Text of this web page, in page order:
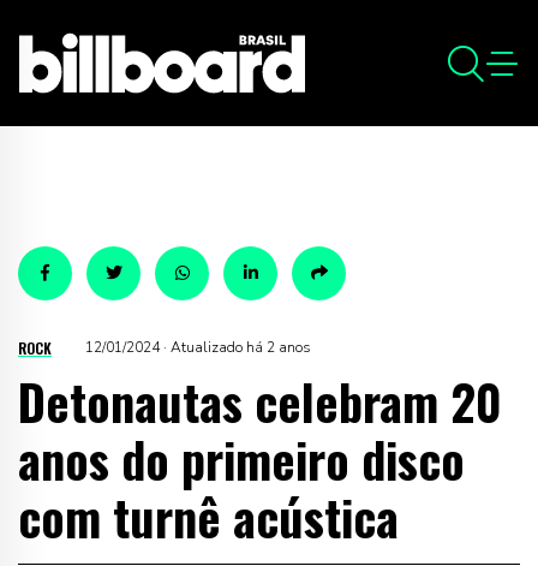
ROCK 12/01/2024 · Atualizado há 2 anos
Detonautas celebram 20
anos do primeiro disco
com turnê acústica